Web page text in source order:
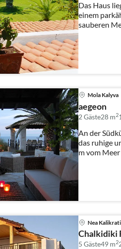
Das Haus
einem
sauberen
Mola Kalyva
aegeon
2 Gäste28 m2
An der
das ruhige
m vom
Nea
Chalkidiki
5 Gäste49 m2